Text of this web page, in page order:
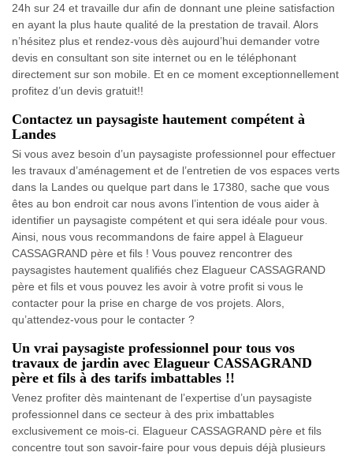
24h sur 24 et travaille dur afin de donnant une pleine satisfaction
en ayant la plus haute qualité de la prestation de travail. Alors
n’hésitez plus et rendez-vous dès aujourd’hui demander votre
devis en consultant son site internet ou en le téléphonant
directement sur son mobile. Et en ce moment exceptionnellement
profitez d’un devis gratuit!!
Contactez un paysagiste hautement compétent à
Landes
Si vous avez besoin d’un paysagiste professionnel pour effectuer
les travaux d’aménagement et de l’entretien de vos espaces verts
dans la Landes ou quelque part dans le 17380, sache que vous
êtes au bon endroit car nous avons l’intention de vous aider à
identifier un paysagiste compétent et qui sera idéale pour vous.
Ainsi, nous vous recommandons de faire appel à Elagueur
CASSAGRAND père et fils ! Vous pouvez rencontrer des
paysagistes hautement qualifiés chez Elagueur CASSAGRAND
père et fils et vous pouvez les avoir à votre profit si vous le
contacter pour la prise en charge de vos projets. Alors,
qu’attendez-vous pour le contacter ?
Un vrai paysagiste professionnel pour tous vos
travaux de jardin avec Elagueur CASSAGRAND
père et fils à des tarifs imbattables !!
Venez profiter dès maintenant de l’expertise d’un paysagiste
professionnel dans ce secteur à des prix imbattables
exclusivement ce mois-ci. Elagueur CASSAGRAND père et fils
concentre tout son savoir-faire pour vous depuis déjà plusieurs